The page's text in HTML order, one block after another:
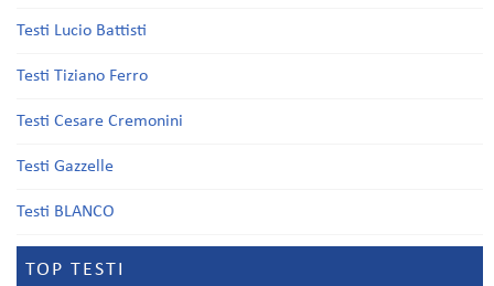
Testi Lucio Battisti
Testi Tiziano Ferro
Testi Cesare Cremonini
Testi Gazzelle
Testi BLANCO
TOP TESTI